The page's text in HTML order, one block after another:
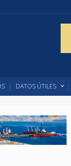
DATOS ÚTILES